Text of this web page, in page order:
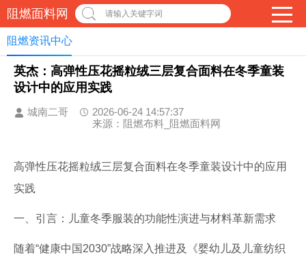
阻燃面料网 请输入关键字词
阻燃资讯中心
英杰：高弹性压花摇粒绒三层复合面料在冬季童装
设计中的应用实践
城南二哥
2026-06-24 14:57:37
来源：阻燃布料_阻燃面料网
高弹性压花摇粒绒三层复合面料在冬季童装设计中的应用
实践
一、引言：儿童冬季服装的功能性演进与材料革新需求
随着“健康中国2030”战略深入推进及《婴幼儿及儿童纺织